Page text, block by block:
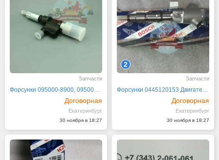
Запчасти
Форсунки 095000-8900, 095000-8901, 095000-8902
Договорная
Екатеринбург
30 ноября в 18:27
2
Запчасти
Форсунки 0445120153 Двигатель 740 Камаз Евро-4
Договорная
Екатеринбург
30 ноября в 18:27